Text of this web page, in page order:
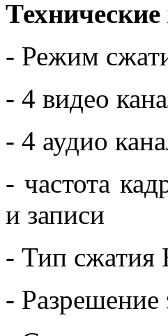
- Режим
- 4 видео
- 4 аудио
- частота
и записи
- Тип сжатия
-